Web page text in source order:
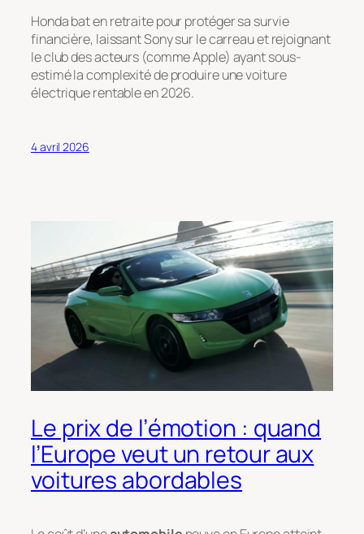
Honda bat en retraite pour protéger sa survie
financière, laissant Sony sur le carreau et rejoignant
le club des acteurs (comme Apple) ayant sous-
estimé la complexité de produire une voiture
électrique rentable en 2026.
4 avril 2026
Le prix de l’émotion : quand
l’Europe veut un retour aux
voitures abordables